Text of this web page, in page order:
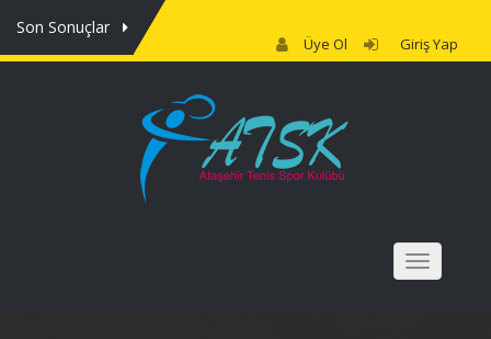
Son Sonuçlar
Üye Ol Giriş Yap
NAV